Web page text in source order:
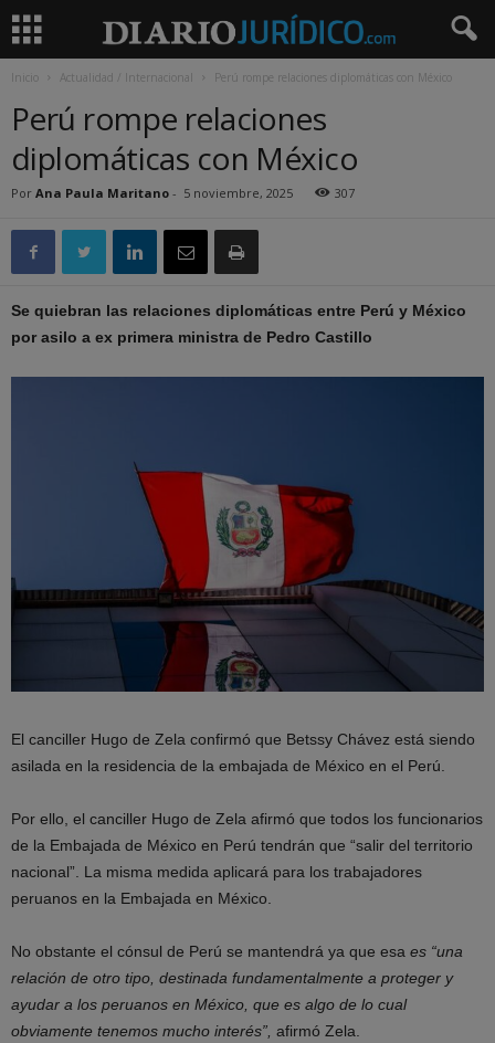
Inicio Actualidad / Internacional Perú rompe relaciones diplomáticas con México
Perú rompe relaciones
diplomáticas con México
Por Ana Paula Maritano - 5 noviembre, 2025 307
Se quiebran las relaciones diplomáticas entre Perú y México
por asilo a ex primera ministra de Pedro Castillo
El canciller Hugo de Zela confirmó que Betssy Chávez está siendo
asilada en la residencia de la embajada de México en el Perú.
Por ello, el canciller Hugo de Zela afirmó que todos los funcionarios
de la Embajada de México en Perú tendrán que “salir del territorio
nacional”. La misma medida aplicará para los trabajadores
peruanos en la Embajada en México.
No obstante el cónsul de Perú se mantendrá ya que esa es “una
relación de otro tipo, destinada fundamentalmente a proteger y
ayudar a los peruanos en México, que es algo de lo cual
obviamente tenemos mucho interés”, afirmó Zela.